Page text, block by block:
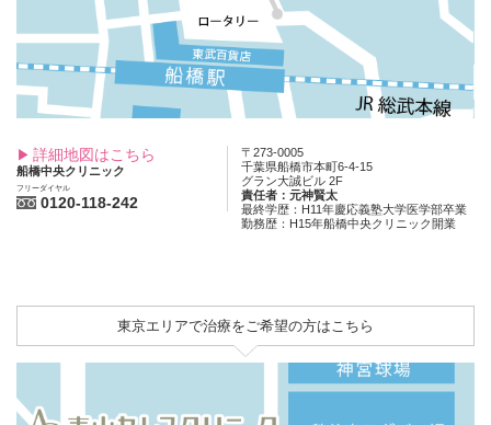
詳細地図はこちら
船橋中央クリニック
フリーダイヤル
0120-118-242
〒273-0005
千葉県船橋市本町6-4-15
グラン大誠ビル 2F
責任者：元神賢太
最終学歴：H11年慶応義塾大学医学部卒業
勤務歴：H15年船橋中央クリニック開業
東京エリアで治療をご希望の方はこちら